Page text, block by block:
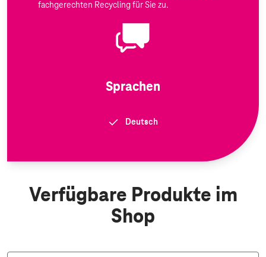
fachgerechten Recycling für Sie zu.
Sprachen
Deutsch
Verfügbare Produkte im
Shop